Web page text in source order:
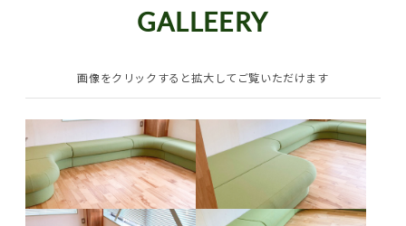
GALLEERY
画像をクリックすると拡大してご覧いただけます